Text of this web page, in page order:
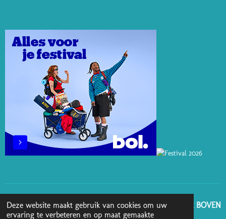
Deze website maakt gebruik van cookies om uw
ervaring te verbeteren en op maat gemaakte
E
S
T
I
N
O
R
M
GA NAAR BOVEN